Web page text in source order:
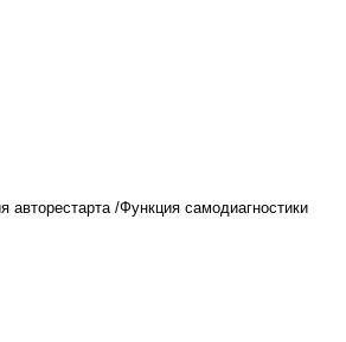
/Функция самодиагностики